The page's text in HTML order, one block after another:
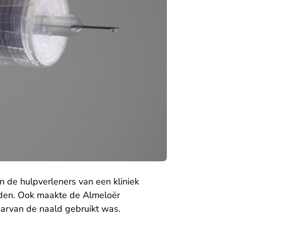
de hulpverleners van een kliniek
Ook maakte de Almeloër
de naald gebruikt was.